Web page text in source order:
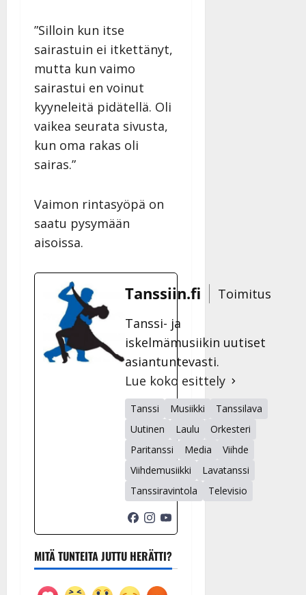
”Silloin kun itse
sairastuin ei itkettänyt,
mutta kun vaimo
sairastui en voinut
kyyneleitä pidätellä. Oli
vaikea seurata sivusta,
kun oma rakas oli
sairas.”
Vaimon rintasyöpä on
saatu pysymään
aisoissa.
Tanssiin.fi
Toimitus
Tanssi- ja
iskelmämusiikin uutiset
asiantuntevasti.
Lue koko esittely
Tanssi Musiikki
Tanssilava
Uutinen
Laulu
Orkesteri
Paritanssi
Media
Viihde
Viihdemusiikki
Lavatanssi
Tanssiravintola
Televisio
MITÄ TUNTEITA JUTTU HERÄTTI?